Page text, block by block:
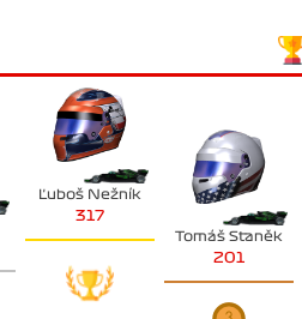
Ľuboš Nežník
317
Tomáš Staněk
201